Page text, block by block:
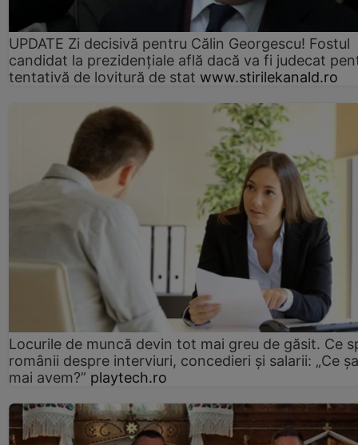
UPDATE Zi decisivă pentru Călin Georgescu! Fostul
candidat la prezidențiale află dacă va fi judecat
tentativă de lovitură de stat www.stirilekanald.ro
Locurile de muncă devin tot mai greu de găsit. Ce
românii despre interviuri, concedieri și salarii: „Ce
mai avem?” playtech.ro